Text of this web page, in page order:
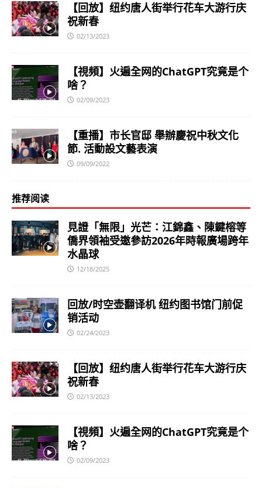
【回放】纽约唐人街举行花车大游行庆
祝新春
02/13/2023
【視頻】火遍全网的ChatGPT究竟是个
啥？
02/09/2023
【重播】市长官邸 舉辦慶祝中秋文化
節. 活動設文藝表演
09/09/2022
推荐阅读
見證「無限」光芒：江錦鑫、陳鍵榕等
僑界領袖受邀參訪2026年時報廣場跨年
水晶球
12/18/2025
回放/时空壶翻译机 纽约图书馆门前促
销活动
02/24/2023
【回放】纽约唐人街举行花车大游行庆
祝新春
02/13/2023
【視頻】火遍全网的ChatGPT究竟是个
啥？
02/09/2023